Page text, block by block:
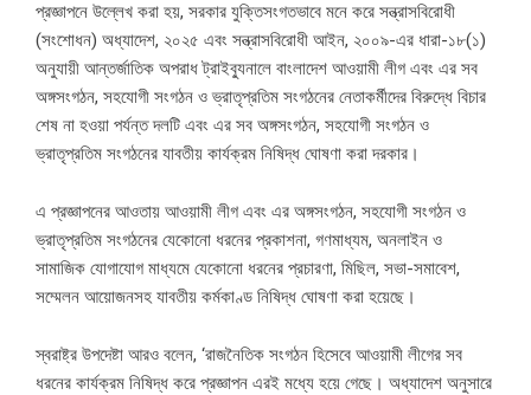
প্রজ্ঞাপনে উল্লেখ করা হয়, সরকার যুক্তিসংগতভাবে মনে করে সন্ত্রাসবিরোধী
(সংশোধন) অধ্যাদেশ, ২০২৫ এবং সন্ত্রাসবিরোধী আইন, ২০০৯-এর ধারা-১৮(১)
অনুযায়ী আন্তর্জাতিক অপরাধ ট্রাইব্যুনালে বাংলাদেশ আওয়ামী লীগ এবং এর সব
অঙ্গসংগঠন, সহযোগী সংগঠন ও ভ্রাতৃপ্রতিম সংগঠনের নেতাকর্মীদের বিরুদ্ধে বিচার
শেষ না হওয়া পর্যন্ত দলটি এবং এর সব অঙ্গসংগঠন, সহযোগী সংগঠন ও
ভ্রাতৃপ্রতিম সংগঠনের যাবতীয় কার্যক্রম নিষিদ্ধ ঘোষণা করা দরকার।
এ প্রজ্ঞাপনের আওতায় আওয়ামী লীগ এবং এর অঙ্গসংগঠন, সহযোগী সংগঠন ও
ভ্রাতৃপ্রতিম সংগঠনের যেকোনো ধরনের প্রকাশনা, গণমাধ্যম, অনলাইন ও
সামাজিক যোগাযোগ মাধ্যমে যেকোনো ধরনের প্রচারণা, মিছিল, সভা-সমাবেশ,
সম্মেলন আয়োজনসহ যাবতীয় কর্মকাণ্ড নিষিদ্ধ ঘোষণা করা হয়েছে।
স্বরাষ্ট্র উপদেষ্টা আরও বলেন, ‘রাজনৈতিক সংগঠন হিসেবে আওয়ামী লীগের সব
ধরনের কার্যক্রম নিষিদ্ধ করে প্রজ্ঞাপন এরই মধ্যে হয়ে গেছে। অধ্যাদেশ অনুসারে